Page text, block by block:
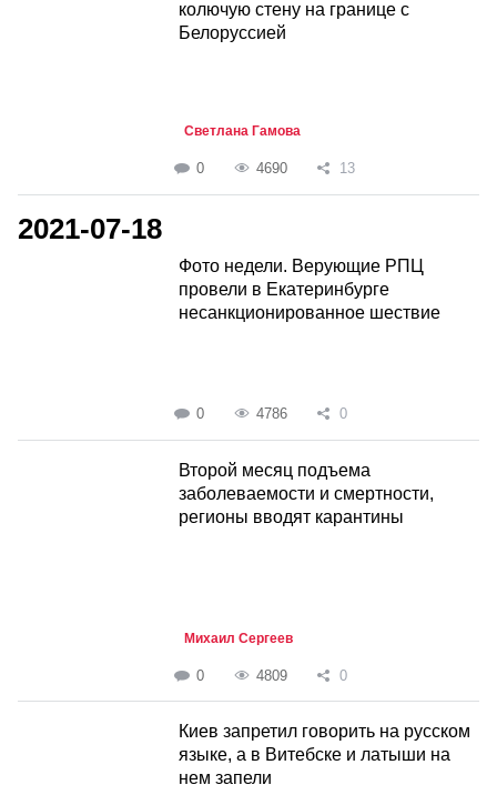
колючую стену на границе с
Белоруссией
Светлана Гамова
0 4690 13
2021-07-18
Фото недели. Верующие РПЦ
провели в Екатеринбурге
несанкционированное шествие
0 4786 0
Второй месяц подъема
заболеваемости и смертности,
регионы вводят карантины
Михаил Сергеев
0 4809 0
Киев запретил говорить на русском
языке, а в Витебске и латыши на
нем запели